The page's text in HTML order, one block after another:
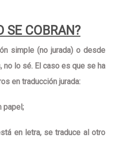
SE COBRAN?
simple (no jurada) o desde
no lo sé. El caso es que se ha
en traducción jurada:
papel;
en letra, se traduce al otro